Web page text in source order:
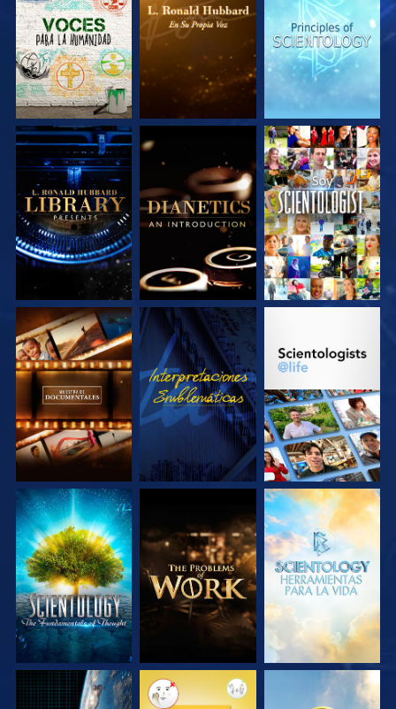
SERIES
SERIES
SERIES
EXPLORA LAS
SERIES
EXPLORA LAS
SERIES
VE
EXPLORA LAS
SERIES
VE
EXPLORA LAS
EXPLORA LAS
SERIES
EXPLORA LAS
SERIES
EXPLORA LAS
SERIES